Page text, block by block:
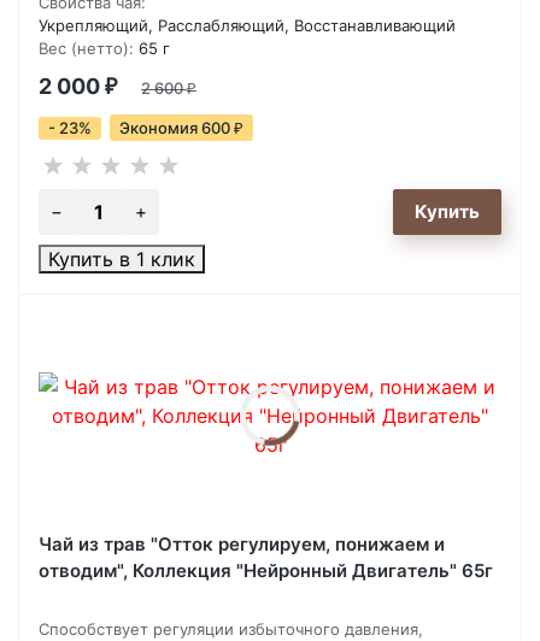
Укрепляющий, Расслабляющий, Восстанавливающий
Вес (нетто): 65 г
2 000 ₽ 2 600₽
- 23% Экономия 600 ₽
Купить в 1 клик
Чай из трав "Отток регулируем, понижаем и
отводим", Коллекция "Нейронный Двигатель" 65г
Способствует регуляции избыточного давления,